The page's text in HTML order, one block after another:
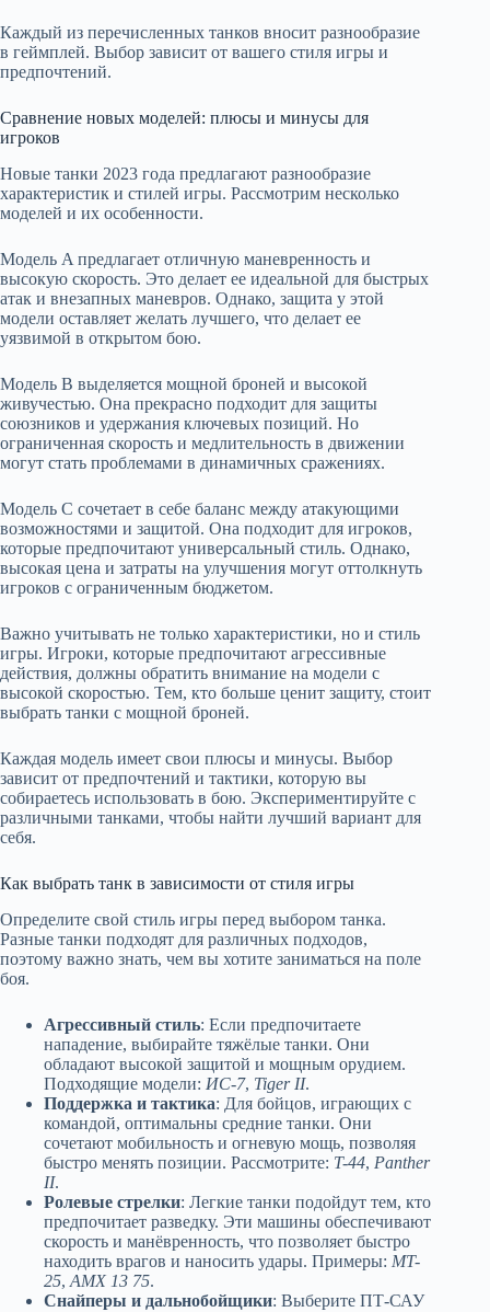
Каждый из перечисленных танков вносит разнообразие
в геймплей. Выбор зависит от вашего стиля игры и
предпочтений.
Сравнение новых моделей: плюсы и минусы для
игроков
Новые танки 2023 года предлагают разнообразие
характеристик и стилей игры. Рассмотрим несколько
моделей и их особенности.
Модель A предлагает отличную маневренность и
высокую скорость. Это делает ее идеальной для быстрых
атак и внезапных маневров. Однако, защита у этой
модели оставляет желать лучшего, что делает ее
уязвимой в открытом бою.
Модель B выделяется мощной броней и высокой
живучестью. Она прекрасно подходит для защиты
союзников и удержания ключевых позиций. Но
ограниченная скорость и медлительность в движении
могут стать проблемами в динамичных сражениях.
Модель C сочетает в себе баланс между атакующими
возможностями и защитой. Она подходит для игроков,
которые предпочитают универсальный стиль. Однако,
высокая цена и затраты на улучшения могут оттолкнуть
игроков с ограниченным бюджетом.
Важно учитывать не только характеристики, но и стиль
игры. Игроки, которые предпочитают агрессивные
действия, должны обратить внимание на модели с
высокой скоростью. Тем, кто больше ценит защиту, стоит
выбрать танки с мощной броней.
Каждая модель имеет свои плюсы и минусы. Выбор
зависит от предпочтений и тактики, которую вы
собираетесь использовать в бою. Экспериментируйте с
различными танками, чтобы найти лучший вариант для
себя.
Как выбрать танк в зависимости от стиля игры
Определите свой стиль игры перед выбором танка.
Разные танки подходят для различных подходов,
поэтому важно знать, чем вы хотите заниматься на поле
боя.
Агрессивный стиль: Если предпочитаете
нападение, выбирайте тяжёлые танки. Они
обладают высокой защитой и мощным орудием.
Подходящие модели: ИС-7, Tiger II.
Поддержка и тактика: Для бойцов, играющих с
командой, оптимальны средние танки. Они
сочетают мобильность и огневую мощь, позволяя
быстро менять позиции. Рассмотрите: T-44, Panther
II.
Ролевые стрелки: Легкие танки подойдут тем, кто
предпочитает разведку. Эти машины обеспечивают
скорость и манёвренность, что позволяет быстро
находить врагов и наносить удары. Примеры: MT-
25, AMX 13 75.
Снайперы и дальнобойщики: Выберите ПТ-САУ